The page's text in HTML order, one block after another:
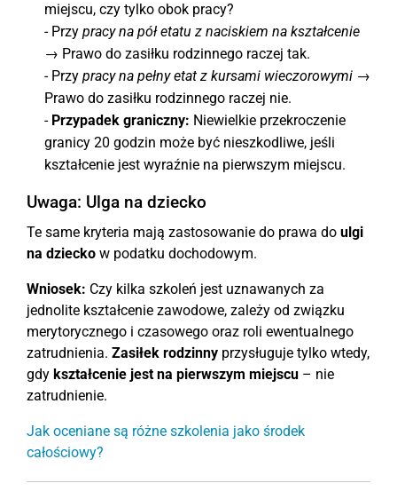
miejscu, czy tylko obok pracy?
- Przy pracy na pół etatu z naciskiem na kształcenie
→ Prawo do zasiłku rodzinnego raczej tak.
- Przy pracy na pełny etat z kursami wieczorowymi →
Prawo do zasiłku rodzinnego raczej nie.
- Przypadek graniczny: Niewielkie przekroczenie
granicy 20 godzin może być nieszkodliwe, jeśli
kształcenie jest wyraźnie na pierwszym miejscu.
Uwaga: Ulga na dziecko
Te same kryteria mają zastosowanie do prawa do ulgi
na dziecko w podatku dochodowym.
Wniosek: Czy kilka szkoleń jest uznawanych za
jednolite kształcenie zawodowe, zależy od związku
merytorycznego i czasowego oraz roli ewentualnego
zatrudnienia. Zasiłek rodzinny przysługuje tylko wtedy,
gdy kształcenie jest na pierwszym miejscu – nie
zatrudnienie.
Jak oceniane są różne szkolenia jako środek
całościowy?